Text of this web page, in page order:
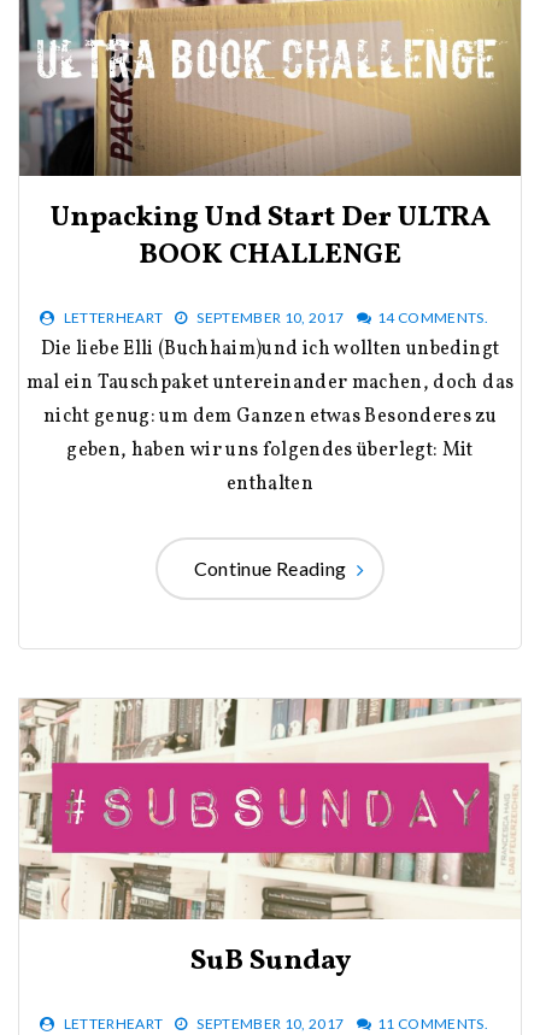
Unpacking Und Start Der ULTRA
BOOK CHALLENGE
LETTERHEART SEPTEMBER 10, 2017 14 COMMENTS.
Die liebe Elli (Buchhaim)und ich wollten unbedingt
mal ein Tauschpaket untereinander machen, doch das
nicht genug: um dem Ganzen etwas Besonderes zu
geben, haben wir uns folgendes überlegt: Mit
enthalten
Continue Reading
SuB Sunday
LETTERHEART SEPTEMBER 10, 2017 11 COMMENTS.